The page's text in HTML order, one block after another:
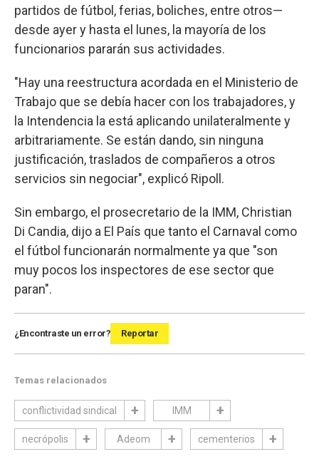
partidos de fútbol, ferias, boliches, entre otros—
desde ayer y hasta el lunes, la mayoría de los
funcionarios pararán sus actividades.
"Hay una reestructura acordada en el Ministerio de
Trabajo que se debía hacer con los trabajadores, y
la Intendencia la está aplicando unilateralmente y
arbitrariamente. Se están dando, sin ninguna
justificación, traslados de compañeros a otros
servicios sin negociar", explicó Ripoll.
Sin embargo, el prosecretario de la IMM, Christian
Di Candia, dijo a El País que tanto el Carnaval como
el fútbol funcionarán normalmente ya que "son
muy pocos los inspectores de ese sector que
paran".
¿Encontraste un error? Reportar
Temas relacionados
conflictividad sindical IMM
necrópolis Adeom cementerios